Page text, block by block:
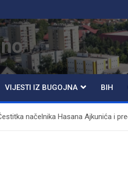
VIJESTI IZ BUGOJNA BIH
načelnika Hasana Ajkunića i